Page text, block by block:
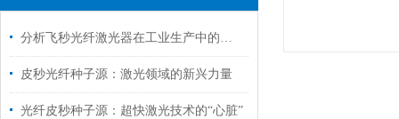
分析飞秒光纤激光器在工业生产中的重要价值
皮秒光纤种子源：激光领域的新兴力量
光纤皮秒种子源：超快激光技术的“心脏”